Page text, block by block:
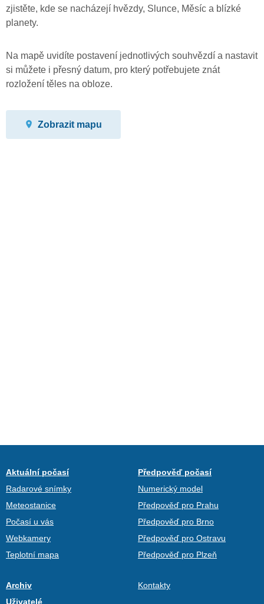
zjistěte, kde se nacházejí hvězdy, Slunce, Měsíc a blízké
planety.
Na mapě uvidíte postavení jednotlivých souhvězdí a nastavit
si můžete i přesný datum, pro který potřebujete znát
rozložení těles na obloze.
Zobrazit mapu
Aktuální počasí
Radarové snímky
Meteostanice
Počasí u vás
Webkamery
Teplotní mapa
Předpověď počasí
Numerický model
Předpověď pro Prahu
Předpověď pro Brno
Předpověď pro Ostravu
Předpověď pro Plzeň
Archiv
Uživatelé
Kontakty